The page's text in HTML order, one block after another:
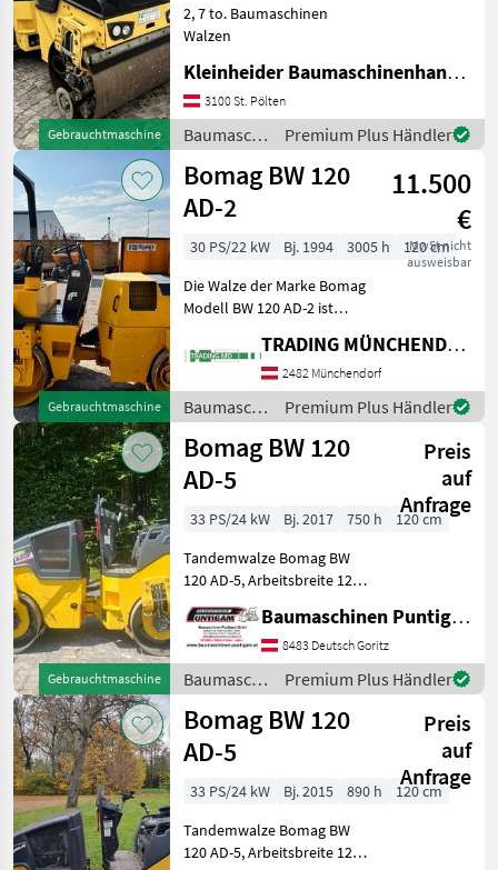
Gebrauchtmaschine
2, 7 to. Baumaschinen
Walzen
Kleinheider Baumaschinenhandel GmbH.
3100 St. Pölten
Baumaschinen
/ Bomag
Premium Plus Händler
Gebrauchtmaschine
Bomag BW 120
AD-2
11.500
€
MwSt nicht
ausweisbar
30 PS/22 kW Bj. 1994 3005 h
120 cm
Die Walze der Marke Bomag
Modell BW 120 AD-2 ist
umfassend gewartet. Alle
Dichtungen und Filter
wurden erneuert, zudem
wurde ein Motor Reper
TRADING MÜNCHENDORF Handels GmbH
2482 Münchendorf
Baumaschinen
/ Bomag
Premium Plus Händler
Gebrauchtmaschine
Bomag BW 120
AD-5
Preis
auf
Anfrage
33 PS/24 kW Bj. 2017 750 h
120 cm
Tandemwalze Bomag BW
120 AD-5, Arbeitsbreite 120
Baumaschinen Puntigam
GmbH Unser Spezialgebiet:
Ankauf - Verkauf -
Vermietung von Baumas
Baumaschinen Puntigam GmbH
8483 Deutsch Goritz
Baumaschinen
/ Bomag
Premium Plus Händler
Bomag BW 120
AD-5
Preis
auf
Anfrage
33 PS/24 kW Bj. 2015 890 h
120 cm
Tandemwalze Bomag BW
120 AD-5, Arbeitsbreite 120